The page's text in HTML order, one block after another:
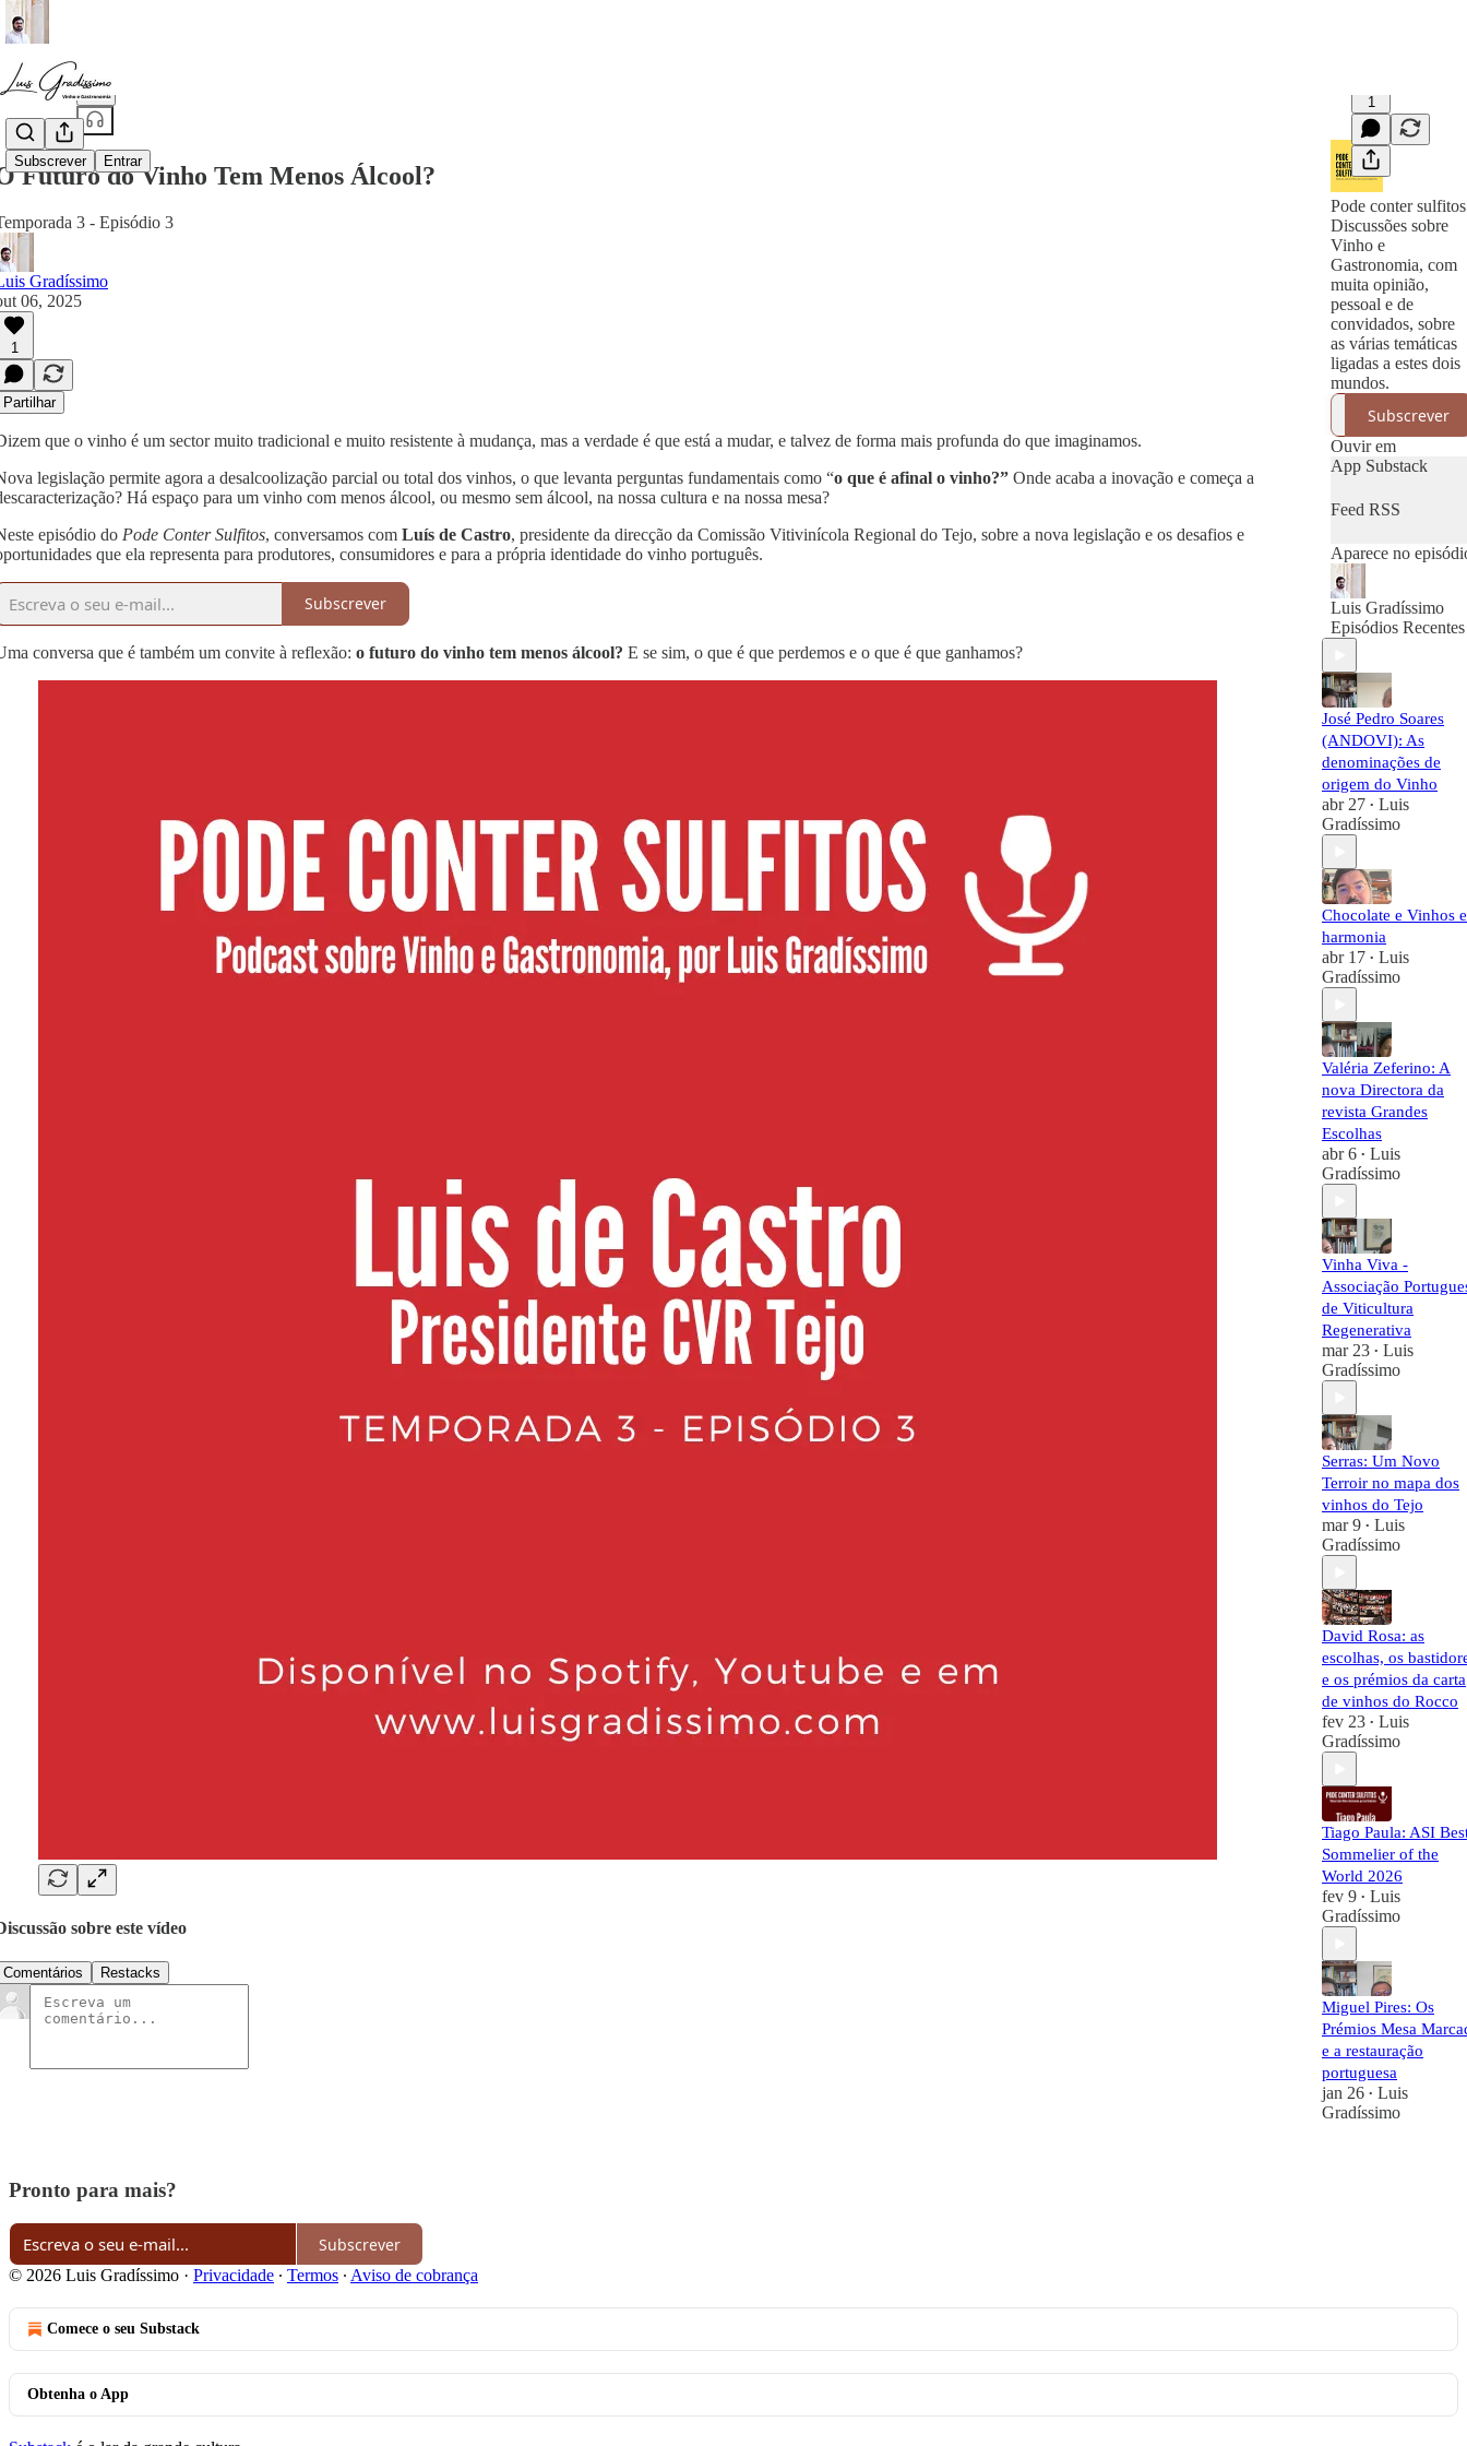
Subscrever Entrar
1
Futuro do Vinho Tem Menos Álcool?
3 - Episódio 3
Gradíssimo
06, 2025
1
Partilhar
que o vinho é um sector muito tradicional e muito resistente à mudança, mas a verdade é que está a mudar, e talvez de forma mais profunda do que imaginamos.
legislação permite agora a desalcoolização parcial ou total dos vinhos, o que levanta perguntas fundamentais como “o que é afinal o vinho?” Onde acaba a inovação e começa a
Há espaço para um vinho com menos álcool, ou mesmo sem álcool, na nossa cultura e na nossa mesa?
episódio do Pode Conter Sulfitos, conversamos com Luís de Castro, presidente da direcção da Comissão Vitivinícola Regional do Tejo, sobre a nova legislação e os desafios e
que ela representa para produtores, consumidores e para a própria identidade do vinho português.
Subscrever
conversa que é também um convite à reflexão: o futuro do vinho tem menos álcool? E se sim, o que é que perdemos e o que é que ganhamos?
sobre este vídeo
Comentários Restacks
Pode conter sulfitos
Discussões sobre
Vinho e
Gastronomia, com
muita opinião,
pessoal e de
convidados, sobre
as várias temáticas
ligadas a estes dois
mundos.
Subscrever
Ouvir em
App Substack
Feed RSS
Aparece no
Luis Gradíssimo
Episódios Recentes
José Pedro Soares
(ANDOVI): As
denominações de
origem do Vinho
abr 27 • Luis
Gradíssimo
Chocolate e Vinhos
harmonia
abr 17 • Luis
Gradíssimo
Valéria Zeferino: A
nova Directora da
revista Grandes
Escolhas
abr 6 • Luis
Gradíssimo
Vinha Viva -
Associação
de Viticultura
Regenerativa
mar 23 • Luis
Gradíssimo
Serras: Um Novo
Terroir no mapa dos
vinhos do Tejo
mar 9 • Luis
Gradíssimo
David Rosa: as
escolhas, os
e os prémios da carta
de vinhos do Rocco
fev 23 • Luis
Gradíssimo
Tiago Paula: ASI
Sommelier of the
World 2026
fev 9 • Luis
Gradíssimo
Miguel Pires: Os
Prémios Mesa
e a restauração
portuguesa
jan 26 • Luis
Gradíssimo
Pronto para mais?
Subscrever
© 2026 Luis Gradíssimo · Privacidade ∙ Termos ∙ Aviso de cobrança
Comece o seu Substack
Obtenha o App